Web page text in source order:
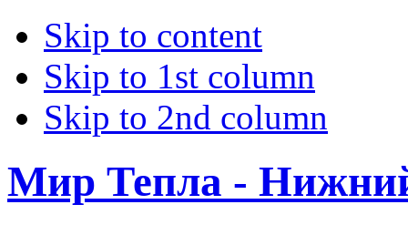
Skip to content
Skip to 1st column
Skip to 2nd column
Мир Тепла -